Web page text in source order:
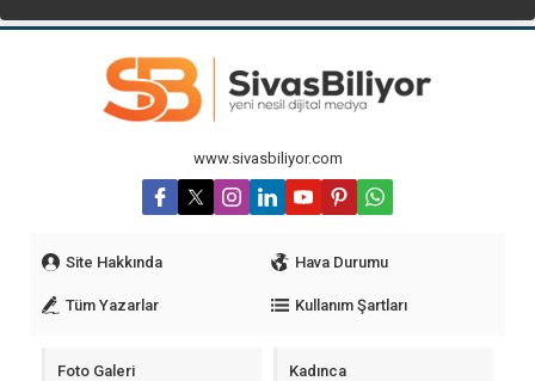
www.sivasbiliyor.com
Site Hakkında Hava Durumu
Tüm Yazarlar Kullanım Şartları
Foto Galeri Kadınca